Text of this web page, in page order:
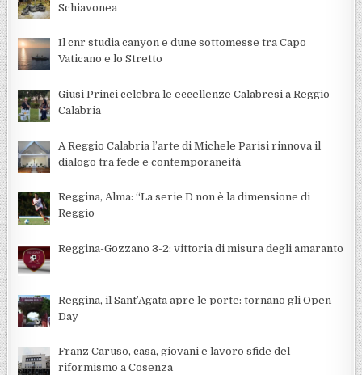
Schiavonea
Il cnr studia canyon e dune sottomesse tra Capo
Vaticano e lo Stretto
Giusi Princi celebra le eccellenze Calabresi a Reggio
Calabria
A Reggio Calabria l’arte di Michele Parisi rinnova il
dialogo tra fede e contemporaneità
Reggina, Alma: “La serie D non è la dimensione di
Reggio
Reggina-Gozzano 3-2: vittoria di misura degli amaranto
Reggina, il Sant’Agata apre le porte: tornano gli Open
Day
Franz Caruso, casa, giovani e lavoro sfide del
riformismo a Cosenza